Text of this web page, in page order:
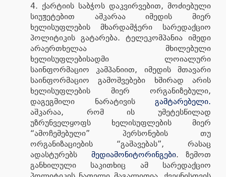
4. ქარტიის საბჭოს დაკვირვებით, მოძიებული
სიუჟეტებით აშკარაა იმედის მიერ
ხელისუფლების მხარდამჭერი სარედაქციო
პოლიტიკის გატარება. ტელეკომპანია იმედი
არაერთხელაა მხილებული
ხელისუფლებისადმი ლოიალური
საინფორმაციო კამპანიით, იმედის მთავარი
საინფორმაციო გამოშვებები ხშირად არის
ხელისუფლების მიერ ორგანიზებული,
დაგეგმილი ნარატივის გამტარებელი.
აშკარაა, რომ ის უმეტესწილად
უზრუნველყოფს ხელისუფლების მიერ
“ამოჩემებული” პერსონების თუ
ორგანიზაციების “გაშავებას”, რასაც
ადასტურებს მედიამონიტორინგები. ზემოთ
განხილული საკითხიც ამ სარედაქციო